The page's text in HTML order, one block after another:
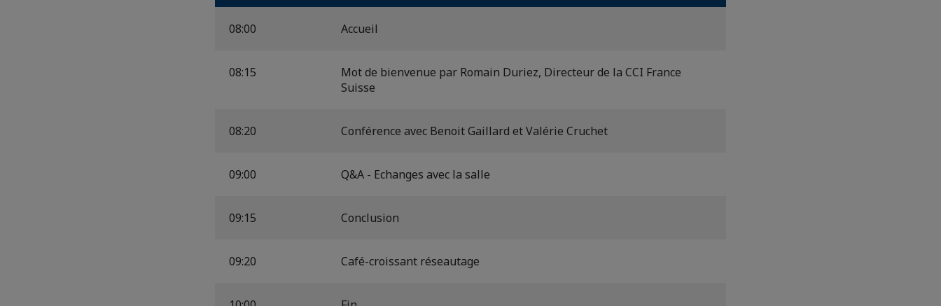
08:00 Accueil
08:15
Mot de bienvenue par Romain Duriez, Directeur de la CCI France
Suisse
08:20 Conférence avec Benoit Gaillard et Valérie Cruchet
09:00 Q&A - Echanges avec la salle
09:15 Conclusion
09:20 Café-croissant réseautage